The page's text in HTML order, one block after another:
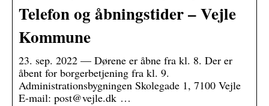
Telefon og åbningstider – Vejle
Kommune
23. sep. 2022 — Dørene er åbne fra kl. 8. Der er
åbent for borgerbetjening fra kl. 9.
Administrationsbygningen Skolegade 1, 7100 Vejle
E-mail: post@vejle.dk …